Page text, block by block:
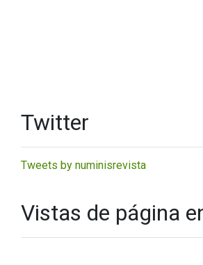
Twitter
Tweets by numinisrevista
Vistas de página